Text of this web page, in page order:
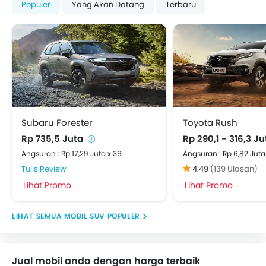
Populer Yang Akan Datang Terbaru
Subaru Forester
Rp 735,5 Juta
Angsuran : Rp 17,29 Juta x 36
Tulis Review
Lihat Promo
Toyota Rush
Rp 290,1 - 316,3
Angsuran : Rp 6,82
4.49 (139 Ulasan)
Lihat Promo
MOBIL SUV POPULER
Jual mobil anda dengan harga terbaik